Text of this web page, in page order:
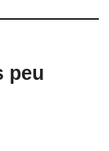
peu